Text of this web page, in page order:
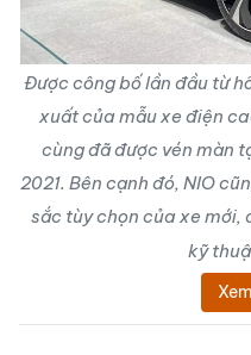
Được công bố lần đầu từ
xuất của mẫu xe điện
cùng đã được vén màn
2021. Bên cạnh đó, NIO
sắc tùy chọn của xe mới,
kỹ